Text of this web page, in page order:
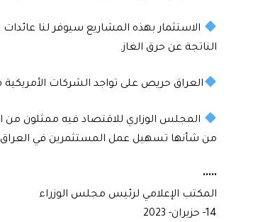
الاستثمار بهذه المشاريع سيوفر لنا
الناتجة عن حرق الغاز.
العراق حريص على تواجد الشركات الأمريكية
المجلس الوزاري للاقتصاد فيه ممثلون من
من شأنها تسهيل عمل المستثمرين في
•••••
المكتب الإعلامي لرئيس مجلس الوزراء
14- حزيران- 2023